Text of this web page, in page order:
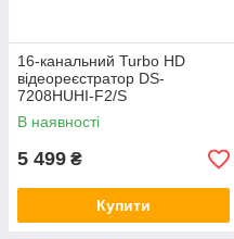
16-канальний Turbo HD
відеореєстратор DS-
7208HUHI-F2/S
В наявності
5 499 ₴
Купити